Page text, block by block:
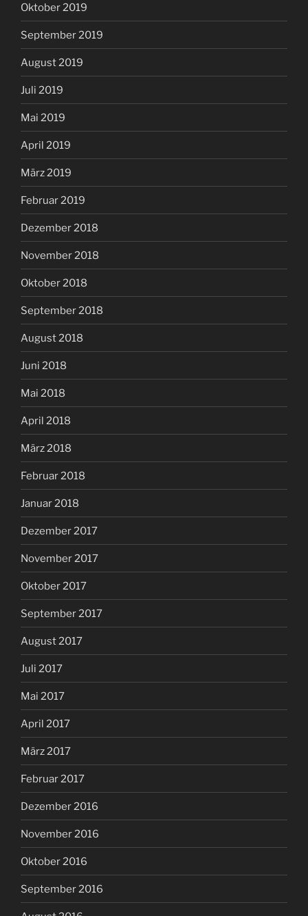
Oktober 2019
September 2019
August 2019
Juli 2019
Mai 2019
April 2019
März 2019
Februar 2019
Dezember 2018
November 2018
Oktober 2018
September 2018
August 2018
Juni 2018
Mai 2018
April 2018
März 2018
Februar 2018
Januar 2018
Dezember 2017
November 2017
Oktober 2017
September 2017
August 2017
Juli 2017
Mai 2017
April 2017
März 2017
Februar 2017
Dezember 2016
November 2016
Oktober 2016
September 2016